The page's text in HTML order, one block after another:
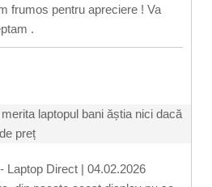
frumos pentru apreciere ! Va
.
laptopul bani ăștia nici dacă
preț
Laptop Direct | 04.02.2026